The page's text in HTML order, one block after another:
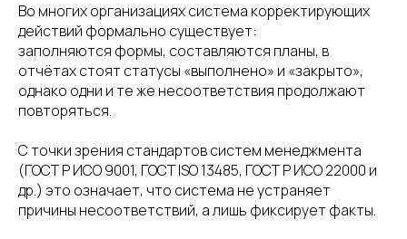
Во многих организациях система корректирующих
действий формально существует:
заполняются формы, составляются планы, в
отчётах стоят статусы «выполнено» и «закрыто»,
однако одни и те же несоответствия продолжают
повторяться.
С точки зрения стандартов систем менеджмента
(ГОСТ Р ИСО 9001, ГОСТ ISO 13485, ГОСТ Р ИСО 22000 и
др.) это означает, что система не устраняет
причины несоответствий, а лишь фиксирует факты.